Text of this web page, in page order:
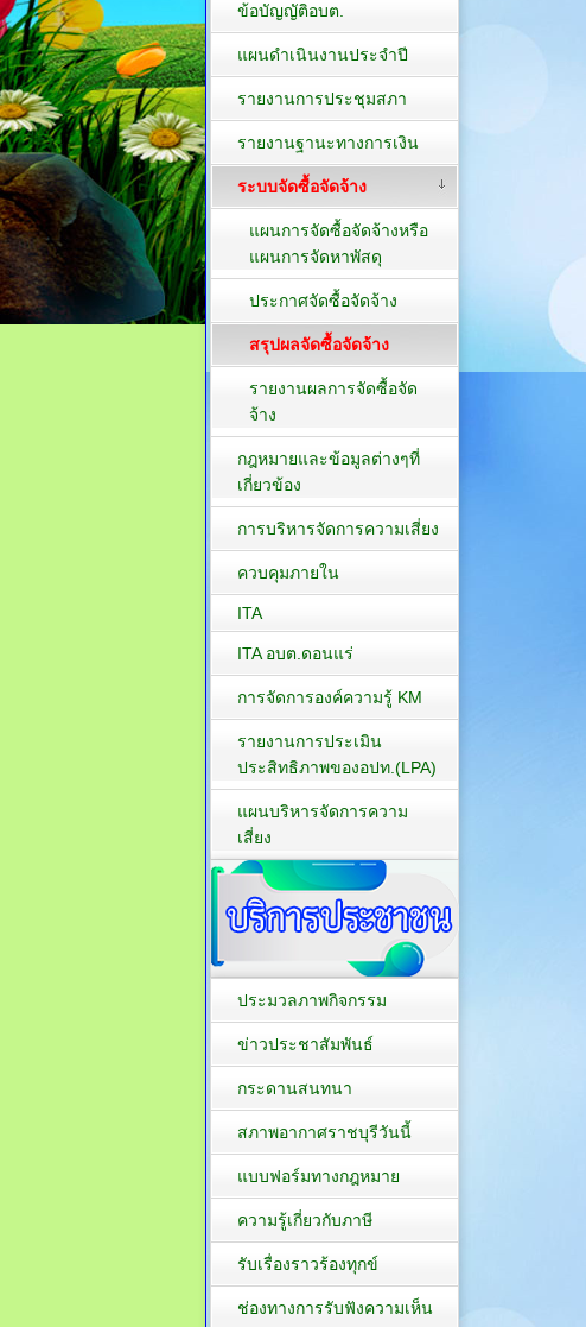
ข้อบัญญัติอบต.
แผนดำเนินงานประจำปี
รายงานการประชุมสภา
รายงานฐานะทางการเงิน
ระบบจัดซื้อจัดจ้าง
แผนการจัดซื้อจัดจ้างหรือ
แผนการจัดหาพัสดุ
ประกาศจัดซื้อจัดจ้าง
สรุปผลจัดซื้อจัดจ้าง
รายงานผลการจัดซื้อจัด
จ้าง
กฎหมายและข้อมูลต่างๆที่
เกี่ยวข้อง
การบริหารจัดการความเสี่ยง
ควบคุมภายใน
ITA
ITA อบต.ดอนแร่
การจัดการองค์ความรู้ KM
รายงานการประเมิน
ประสิทธิภาพของอปท.(LPA)
แผนบริหารจัดการความ
เสี่ยง
ประมวลภาพกิจกรรม
ข่าวประชาสัมพันธ์
กระดานสนทนา
สภาพอากาศราชบุรีวันนี้
แบบฟอร์มทางกฎหมาย
ความรู้เกี่ยวกับภาษี
รับเรื่องราวร้องทุกข์
ช่องทางการรับฟังความเห็น